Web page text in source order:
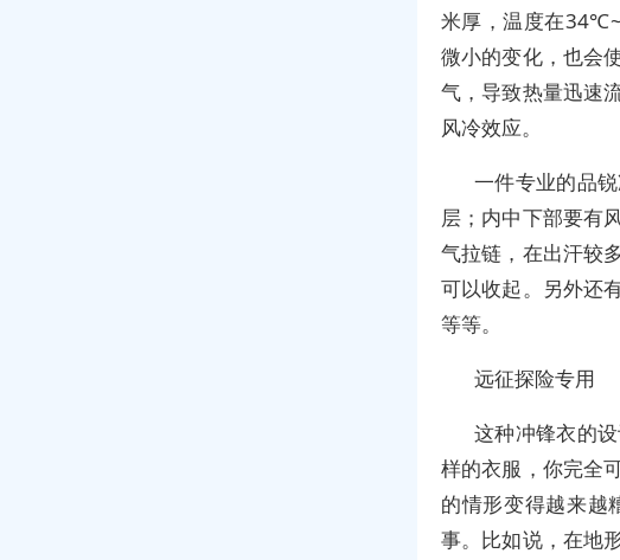
米厚，温度在
微小的变化，也会
气，导致热量迅速
风冷效应。
一件专业的品
层；内中下部要有
气拉链，在出汗较
可以收起。另外还
等等。
远征探险专用
这种冲锋衣的
样的衣服，你完全
的情形变得越来越
事。比如说，在地